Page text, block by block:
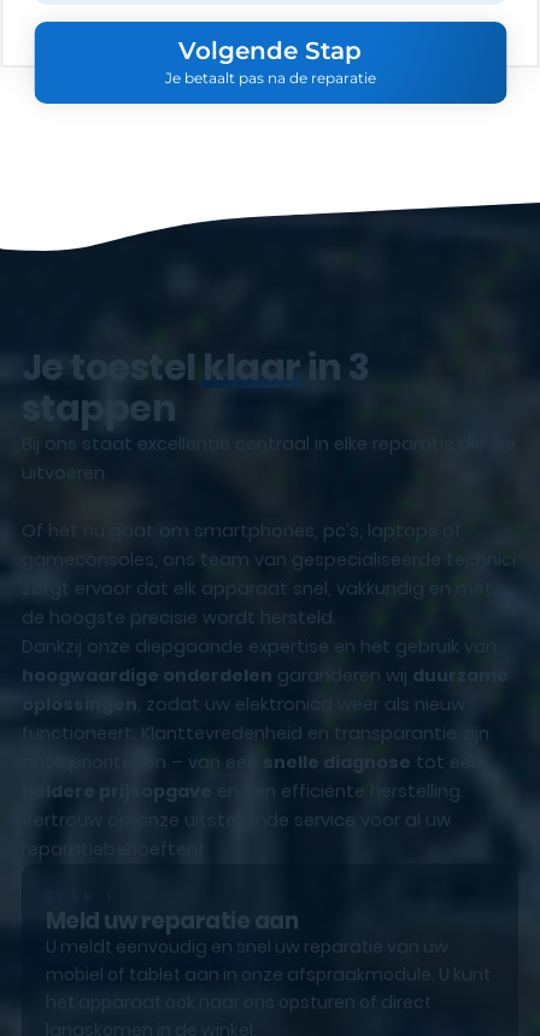
Volgende Stap
Je betaalt pas na de reparatie
Je toestelklaarin 3
stappen
Bij ons staat excellentie centraal in elke reparatie die we
uitvoeren.
Of het nu gaat om smartphones, pc’s, laptops of
gameconsoles, ons team van gespecialiseerde technici
zorgt ervoor dat elk apparaat snel, vakkundig en met
de hoogste precisie wordt hersteld.
Dankzij onze diepgaande expertise en het gebruik van
hoogwaardige onderdelen garanderen wij duurzame
oplossingen, zodat uw elektronica weer als nieuw
functioneert. Klanttevredenheid en transparantie zijn
onze prioriteiten – van een snelle diagnose tot een
heldere prijsopgave
en een efficiënte herstelling.
Vertrouw op onze uitstekende service voor al uw
reparatiebehoeften!
STAP 1
Meld uw reparatie aan
U meldt eenvoudig en snel uw reparatie van uw
mobiel of tablet aan in onze afspraakmodule. U kunt
het apparaat ook naar ons opsturen of direct
langskomen in de winkel.